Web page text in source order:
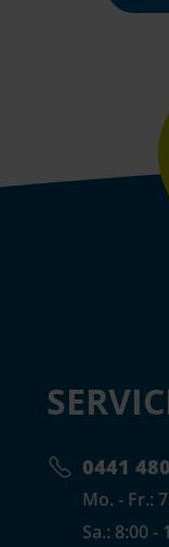
0441
Mo. - Fr.:
Sa.: 8:00 -